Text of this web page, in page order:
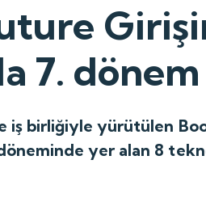
7.
iş birliğiyle yürütülen
döneminde yer alan 8